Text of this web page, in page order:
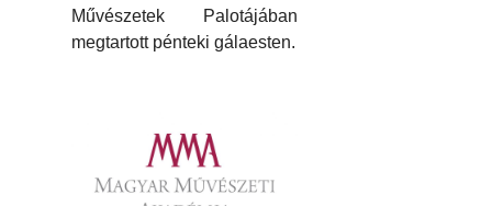
Művészetek Palotájában
megtartott pénteki gálaesten.